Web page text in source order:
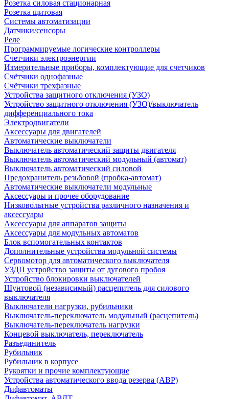
Розетка силовая стационарная
Розетка щитовая
Системы автоматизации
Датчики/сенсоры
Реле
Программируемые логические контроллеры
Счетчики электроэнергии
Измерительные приборы, комплектующие для счетчиков
Счётчики однофазные
Счётчики трехфазные
Устройства защитного отключения (УЗО)
Устройство защитного отключения (УЗО)/выключатель
дифференциального тока
Электродвигатели
Аксессуары для двигателей
Автоматические выключатели
Выключатель автоматический защиты двигателя
Выключатель автоматический модульный (автомат)
Выключатель автоматический силовой
Предохранитель резьбовой (пробка-автомат)
Автоматические выключатели модульные
Аксессуары и прочее оборудование
Низковольтные устройства различного назначения и
аксессуары
Аксессуары для аппаратов защиты
Аксессуары для модульных автоматов
Блок вспомогательных контактов
Дополнительные устройства модульной системы
Сервомотор для автоматического выключателя
УЗДП устройство защиты от дугового пробоя
Устройство блокировки выключателей
Шунтовой (независимый) расцепитель для силового
выключателя
Выключатели нагрузки, рубильники
Выключатель-переключатель модульный (расцепитель)
Выключатель-переключатель нагрузки
Концевой выключатель, переключатель
Разъединитель
Рубильник
Рубильник в корпусе
Рукоятки и прочие комплектующие
Устройства автоматического ввода резерва (АВР)
Дифавтоматы